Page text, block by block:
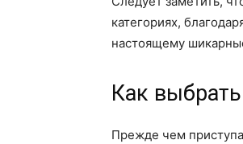
категориях,
настоящему
Как
Прежде чем